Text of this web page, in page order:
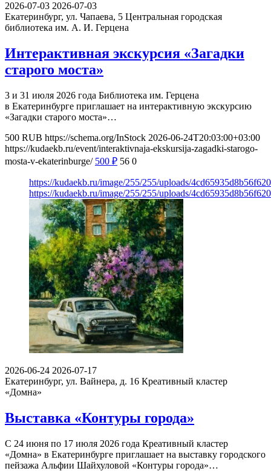
2026-07-03 2026-07-03
Екатеринбург, ул. Чапаева, 5 Центральная городская
библиотека им. А. И. Герцена
Интерактивная экскурсия «Загадки
старого моста»
3 и 31 июля 2026 года Библиотека им. Герцена
в Екатеринбурге приглашает на интерактивную экскурсию
«Загадки старого моста»…
500 RUB https://schema.org/InStock 2026-06-24T20:03:00+03:00
https://kudaekb.ru/event/interaktivnaja-ekskursija-zagadki-starogo-
mosta-v-ekaterinburge/ 500 ₽ 56 0
https://kudaekb.ru/image/255/255/uploads/
https://kudaekb.ru/image/255/255/uploads/
2026-06-24 2026-07-17
Екатеринбург, ул. Вайнера, д. 16 Креативный кластер
«Домна»
Выставка «Контуры города»
С 24 июня по 17 июля 2026 года Креативный кластер
«Домна» в Екатеринбурге приглашает на выставку городского
пейзажа Альфии Шайхуловой «Контуры города»…